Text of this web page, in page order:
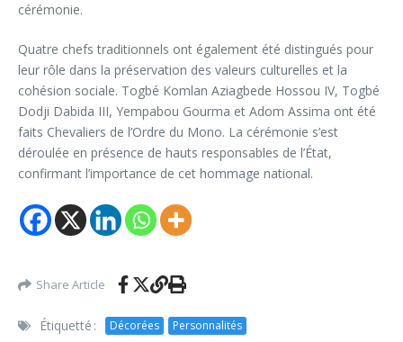
cérémonie.
Quatre chefs traditionnels ont également été distingués pour
leur rôle dans la préservation des valeurs culturelles et la
cohésion sociale. Togbé Komlan Aziagbede Hossou IV, Togbé
Dodji Dabida III, Yempabou Gourma et Adom Assima ont été
faits Chevaliers de l’Ordre du Mono. La cérémonie s’est
déroulée en présence de hauts responsables de l’État,
confirmant l’importance de cet hommage national.
Share Article
Étiquetté : Décorées Personnalités